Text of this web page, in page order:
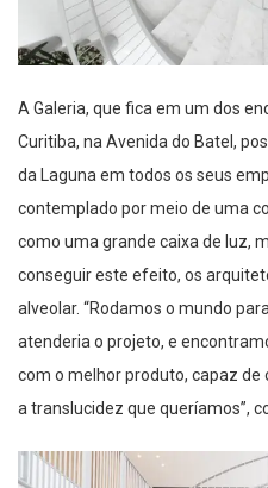
A Galeria, que fica em um dos
Curitiba, na Avenida do Batel,
da Laguna em todos os seus
contemplado por meio de uma
como uma grande caixa de luz,
conseguir este efeito, os
alveolar. “Rodamos o mundo
atenderia o projeto, e
com o melhor produto, capaz
a translucidez que queríamos”,